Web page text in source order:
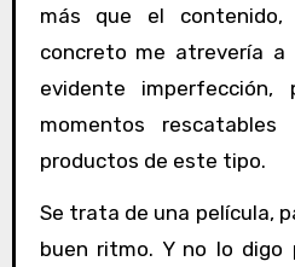
más que el
concreto me atrevería a
evidente
momentos
productos de este tipo.
Se trata de una película,
buen ritmo. Y no lo digo